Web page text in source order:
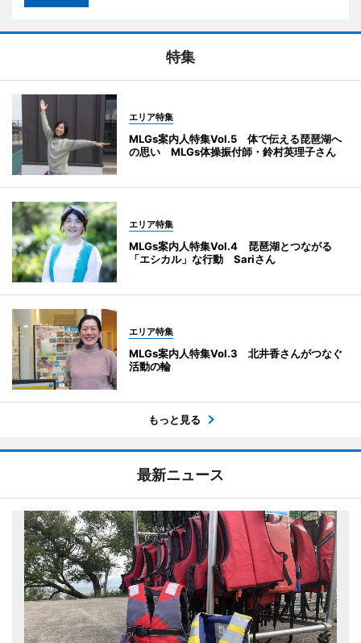
特集
エリア特集
MLGs案内人特集Vol.5 体で伝える琵琶湖へ
の思い MLGs体操振付師・鈴村英理子さん
エリア特集
MLGs案内人特集Vol.4 琵琶湖とつながる
「エシカル」な行動 Sariさん
エリア特集
MLGs案内人特集Vol.3 北井香さんがつなぐ
活動の輪
もっと見る
最新ニュース